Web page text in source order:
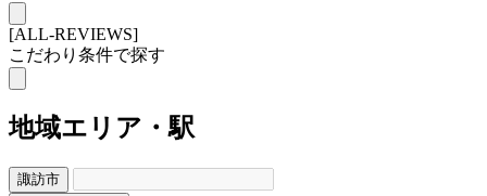
[ALL-REVIEWS]
こだわり条件で探す
地域エリア・駅
諏訪市